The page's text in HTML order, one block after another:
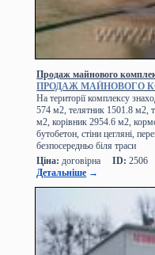
Продаж майнового
ПРОДАЖ МАЙНОВОГО
На території комплексу
574 м2, телятник 1501.8 м2,
м2, корівник 2954.6 м2,
бутобетон, стіни цегляні,
безпосередньо біля траси
Ціна: договірна ID: 2506
Детальніше →